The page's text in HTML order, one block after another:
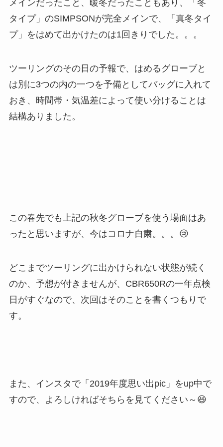
メインだったこと、暖冬だったこともあり、「冬
タイプ」のSIMPSONが完全メインで、「真冬タイ
プ」をはめて出かけたのは1回きりでした。。。
ツーリングのその日の予報で、はめるグローブと
は別に3つの内の一つを予備としてバッグに入れて
おき、時間帯・気温差によって使い分けることは
結構ありました。
この春先でも上記の秋冬グローブを使う場面はあ
ったと思いますが、今はコロナ自粛。。。😢
どこまでツーリングに出かけられない状態が続く
のか、予想が付きませんが、CBR650Rの一年点検
日がすぐなので、次回はそのことを書くつもりで
す。
また、インスタで「2019年度思い出pic」をup中で
すので、よろしければそちらを見てください～😆